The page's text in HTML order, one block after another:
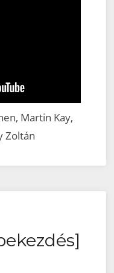
Martin Kay,
Zoltán